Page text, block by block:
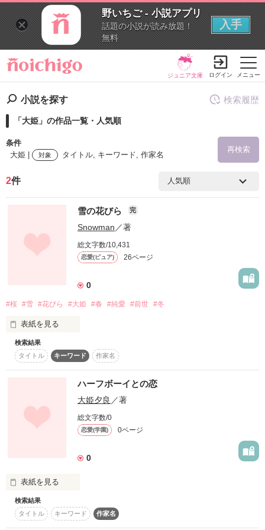
野いちご - 小説アプリ
話題の小説が読み放題！
無料
入手
メニュー
ジュニア文庫 ログイン
小説を探す
「大姫」の作品一覧・人気順
条件
大姫 |
対象 タイトル, キーワード, 作家名
再検索
検索ワード
ステータス 全て 完結
コンテスト
検索履歴
2件
雪の花びら 完
Snowman ／著
総文字数/10,431
恋愛(ピュア) 26ページ
0
#桜 #雪 #花びら #大姫 #春 #純愛 #前世 #冬
表紙を見る
＊
どうしてなんだろう。
哀しくなるのは…
ASAHINA IORI
春野　義高
HARUNO YOSHITAKA
検索結果
タイトル
キーワード 作家名
ハーフボーイとの恋
大姫夕良 ／著
総文字数/0
恋愛(学園) 0ページ
0
表紙を見る
イギリスと日本のハーフボーイとぽっちゃり天然鈍感娘との恋
愛
検索結果
タイトル
キーワード 作家名